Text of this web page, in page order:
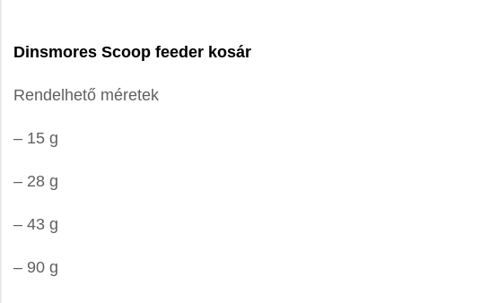
Dinsmores Scoop feeder kosár
Rendelhető méretek
– 15 g
– 28 g
– 43 g
– 90 g